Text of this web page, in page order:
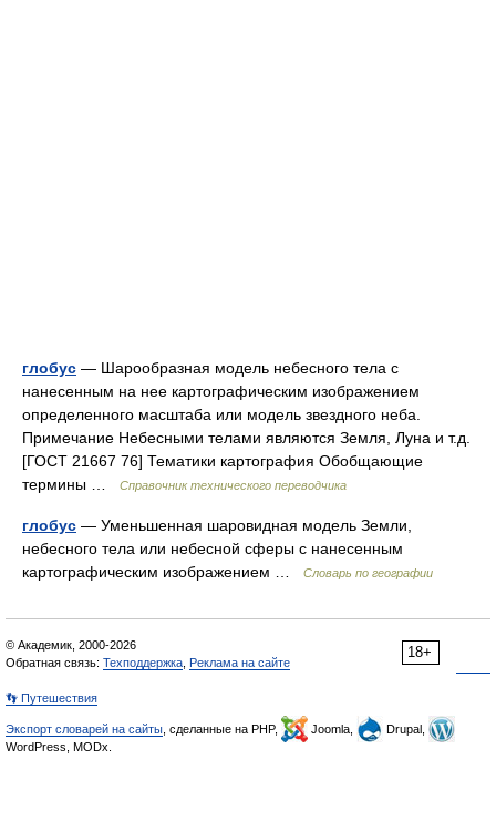
глобус — Шарообразная модель небесного тела с
нанесенным на нее картографическим изображением
определенного масштаба или модель звездного неба.
Примечание Небесными телами являются Земля, Луна и т.д.
[ГОСТ 21667 76] Тематики картография Обобщающие
термины …
Справочник технического переводчика
глобус — Уменьшенная шаровидная модель Земли,
небесного тела или небесной сферы с нанесенным
картографическим изображением …
Словарь по географии
18+
© Академик, 2000-2026
Обратная связь: Техподдержка Реклама на сайте
👣 Путешествия
Экспорт словарей на сайты , сделанные на PHP, Joomla,
Drupal,
WordPress, MODx.